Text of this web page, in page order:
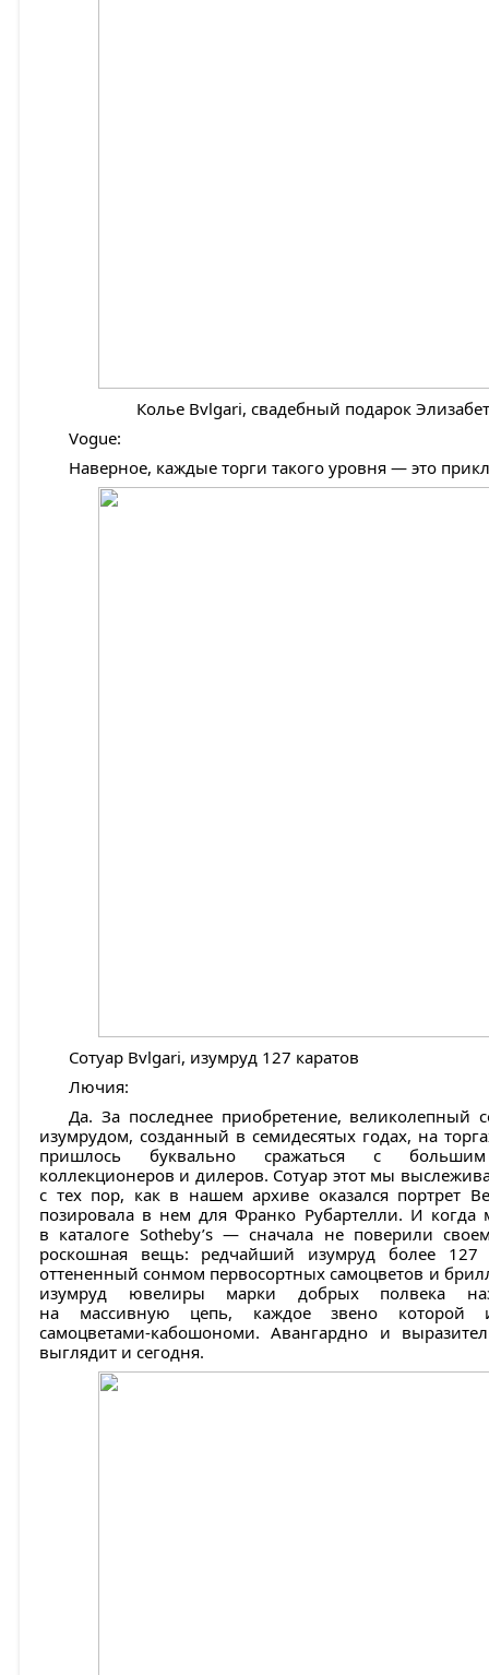
Колье Bvlgari, свадебный подарок
Vogue:
Наверное, каждые торги такого уровня — это
Сотуар Bvlgari, изумруд 127 каратов
Лючия:
Да. За последнее приобретение, великолепный
изумрудом, созданный в семидесятых годах, на
пришлось буквально сражаться с большим
коллекционеров и дилеров. Сотуар этот мы
с тех пор, как в нашем архиве оказался портрет
позировала в нем для Франко Рубартелли. И когда
в каталоге Sotheby’s — сначала не поверили
роскошная вещь: редчайший изумруд более 127
оттененный сонмом первосортных самоцветов и
изумруд ювелиры марки добрых полвека
на массивную цепь, каждое звено которой
самоцветами-кабошономи. Авангардно и
выглядит и сегодня.